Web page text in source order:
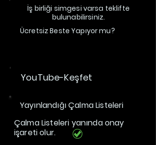
İş birliği simgesi varsa teklifte
bulunabilirsiniz.
Ücretsiz Beste Yapıyor mu?
YouTube-Keşfet
Yayınlandığı Çalma Listeleri
Çalma Listeleri yanında onay
işareti olur.